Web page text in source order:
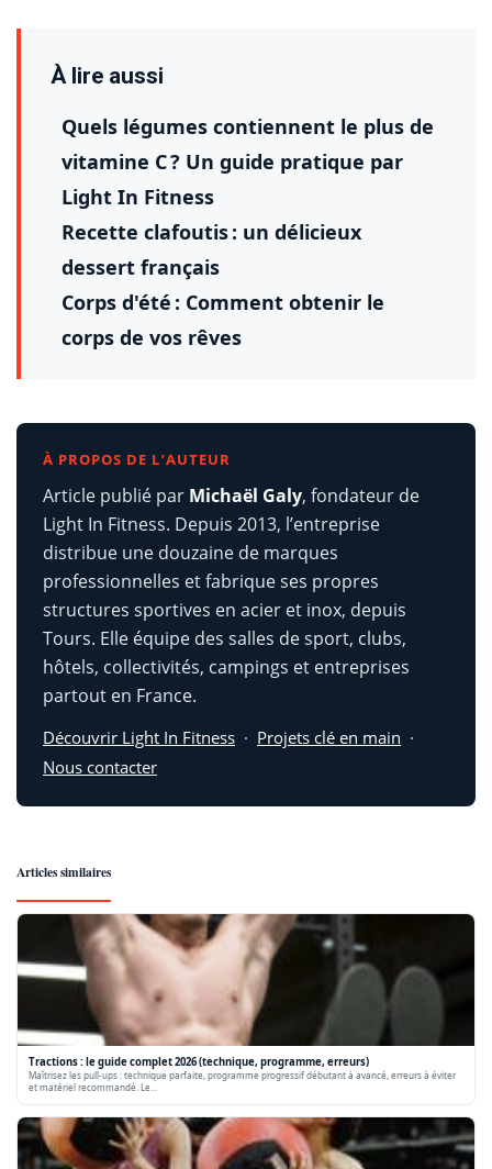
À lire aussi
Quels légumes contiennent le plus de
vitamine C ? Un guide pratique par
Light In Fitness
Recette clafoutis : un délicieux
dessert français
Corps d'été : Comment obtenir le
corps de vos rêves
À PROPOS DE L’AUTEUR
Article publié par Michaël Galy, fondateur de
Light In Fitness. Depuis 2013, l’entreprise
distribue une douzaine de marques
professionnelles et fabrique ses propres
structures sportives en acier et inox, depuis
Tours. Elle équipe des salles de sport, clubs,
hôtels, collectivités, campings et entreprises
partout en France.
Découvrir Light In Fitness · Projets clé en main ·
Nous contacter
Articles similaires
Tractions : le guide complet 2026 (technique, programme, erreurs)
Maîtrisez les pull-ups : technique parfaite, programme progressif débutant à avancé, erreurs à éviter
et matériel recommandé. Le…